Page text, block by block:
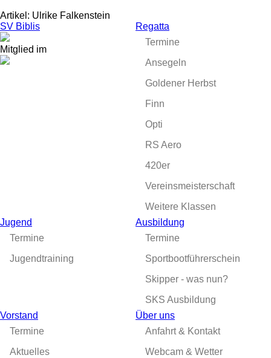
Artikel: Ulrike Falkenstein
SV Biblis
Mitglied im
Regatta
Termine
Ansegeln
Goldener Herbst
Finn
Opti
RS Aero
420er
Vereinsmeisterschaft
Weitere Klassen
Jugend
Termine
Jugendtraining
Ausbildung
Termine
Sportbootführerschein
Skipper - was nun?
SKS Ausbildung
Vorstand
Termine
Aktuelles
Über uns
Anfahrt & Kontakt
Webcam & Wetter